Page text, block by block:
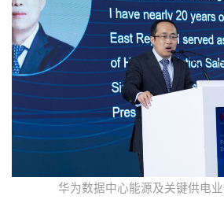
华为数据中心能源及关键供电